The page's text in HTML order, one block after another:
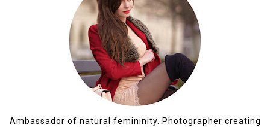
Ambassador of natural femininity. Photographer creating